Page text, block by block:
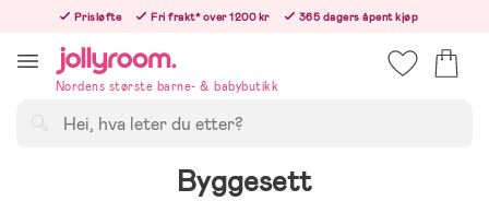
innehållet
Prisløfte Fri frakt* over 1200 kr
365 dagers åpent kjøp
Nordens største barne- & babybutikk
Byggesett